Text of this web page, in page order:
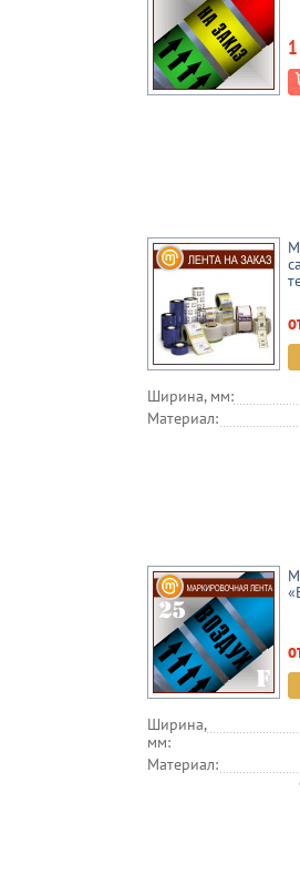
Ширина, мм:
Материал:
Ширина,
мм:
Материал: